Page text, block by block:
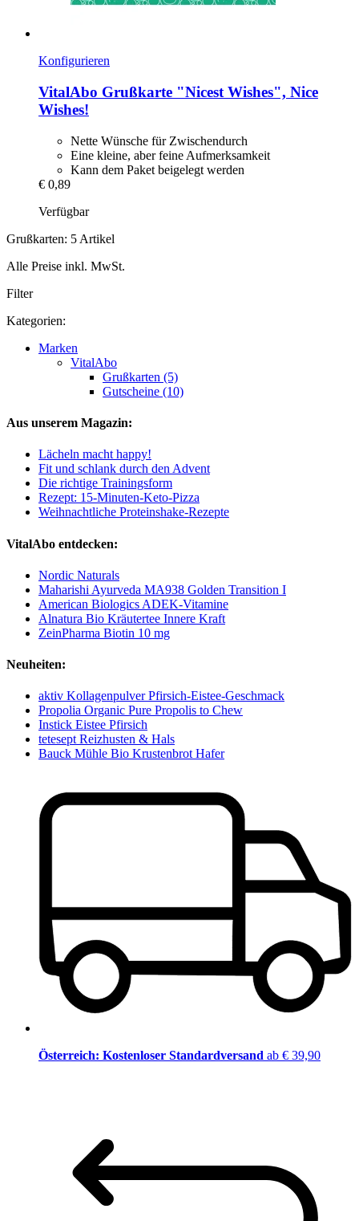
Konfigurieren
VitalAbo Grußkarte "Nicest Wishes", Nice
Wishes!
Nette Wünsche für Zwischendurch
Eine kleine, aber feine Aufmerksamkeit
Kann dem Paket beigelegt werden
€ 0,89
Verfügbar
Grußkarten: 5 Artikel
Alle Preise inkl. MwSt.
Filter
Kategorien:
Marken
VitalAbo
Grußkarten (5)
Gutscheine (10)
Aus unserem Magazin:
Lächeln macht happy!
Fit und schlank durch den Advent
Die richtige Trainingsform
Rezept: 15-Minuten-Keto-Pizza
Weihnachtliche Proteinshake-Rezepte
VitalAbo entdecken:
Nordic Naturals
Maharishi Ayurveda MA938 Golden Transition I
American Biologics ADEK-Vitamine
Alnatura Bio Kräutertee Innere Kraft
ZeinPharma Biotin 10 mg
Neuheiten:
aktiv Kollagenpulver Pfirsich-Eistee-Geschmack
Propolia Organic Pure Propolis to Chew
Instick Eistee Pfirsich
tetesept Reizhusten & Hals
Bauck Mühle Bio Krustenbrot Hafer
Österreich: Kostenloser Standardversand ab € 39,90